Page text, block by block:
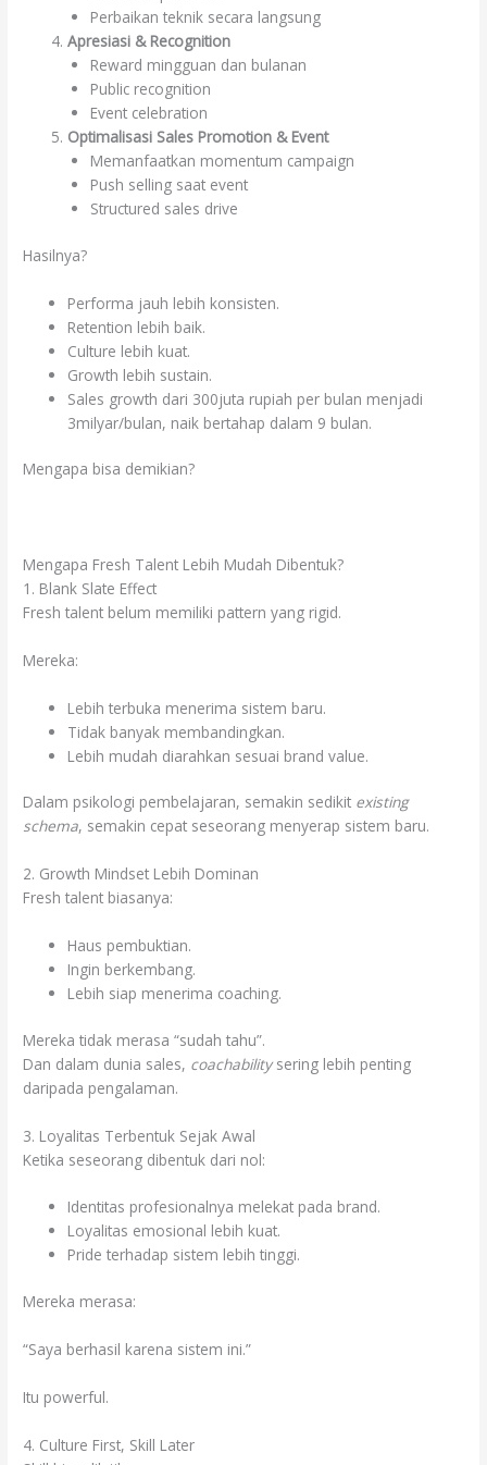
Perbaikan teknik secara langsung
Apresiasi & Recognition
Reward mingguan dan bulanan
Public recognition
Event celebration
Optimalisasi Sales Promotion & Event
Memanfaatkan momentum campaign
Push selling saat event
Structured sales drive
Hasilnya?
Performa jauh lebih konsisten.
Retention lebih baik.
Culture lebih kuat.
Growth lebih sustain.
Sales growth dari 300juta rupiah per bulan menjadi
3milyar/bulan, naik bertahap dalam 9 bulan.
Mengapa bisa demikian?
Mengapa Fresh Talent Lebih Mudah Dibentuk?
1. Blank Slate Effect
Fresh talent belum memiliki pattern yang rigid.
Mereka:
Lebih terbuka menerima sistem baru.
Tidak banyak membandingkan.
Lebih mudah diarahkan sesuai brand value.
Dalam psikologi pembelajaran, semakin sedikit existing
schema, semakin cepat seseorang menyerap sistem baru.
2. Growth Mindset Lebih Dominan
Fresh talent biasanya:
Haus pembuktian.
Ingin berkembang.
Lebih siap menerima coaching.
Mereka tidak merasa “sudah tahu”.
Dan dalam dunia sales, coachabilitysering lebih penting
daripada pengalaman.
3. Loyalitas Terbentuk Sejak Awal
Ketika seseorang dibentuk dari nol:
Identitas profesionalnya melekat pada brand.
Loyalitas emosional lebih kuat.
Pride terhadap sistem lebih tinggi.
Mereka merasa:
“Saya berhasil karena sistem ini.”
Itu powerful.
4. Culture First, Skill Later